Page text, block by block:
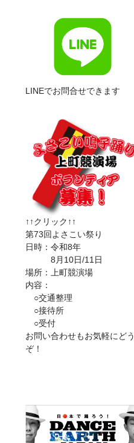
LINEでお問合せできます
↑↑クリック↑↑
第73回よさこい祭り
日時：令和8年
8月10日/11日
場所：上町競演場
内容：
○交通整理
○接待所
○受付
お問い合わせもお気軽にどう
ぞ！